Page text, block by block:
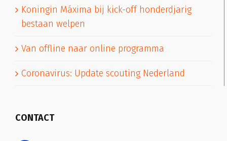
Koningin Máxima bij kick-off honderdjarig
bestaan welpen
Van offline naar online programma
Coronavirus: Update scouting Nederland
CONTACT